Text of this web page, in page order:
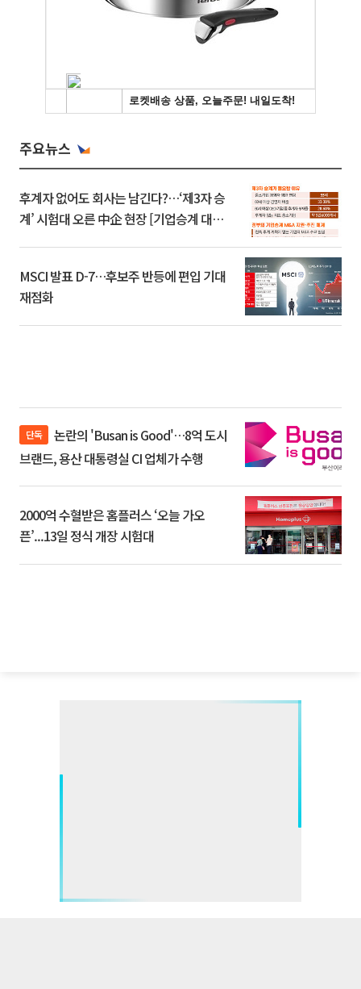
주요뉴스
후계자 없어도 회사는 남긴다?…‘제3자 승
계’ 시험대 오른 中企 현장 [기업승계 대전
MSCI 발표 D-7…후보주 반등에 편입 기대
재점화
단독
브랜드, 용산 대통령실 CI 업체가 수행
2000억 수혈받은 홈플러스 ‘오늘 가오
픈’...13일 정식 개장 시험대